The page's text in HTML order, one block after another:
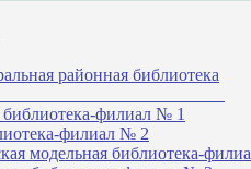
районная библиотека
библиотека-филиал № 1
филиал № 2
модельная библиотека-